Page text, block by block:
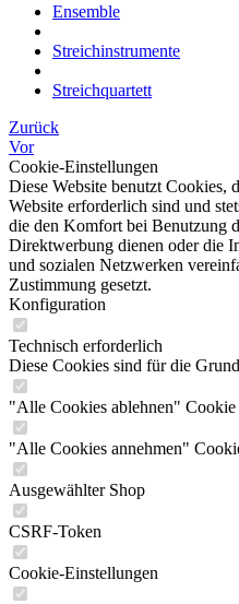
Ensemble
Streichinstrumente
Streichquartett
Zurück
Vor
Cookie-Einstellungen
Diese Website benutzt Cookies,
Website erforderlich sind und
die den Komfort bei Benutzung
Direktwerbung dienen oder die
und sozialen Netzwerken
Zustimmung gesetzt.
Konfiguration
Technisch erforderlich
Diese Cookies sind für die
"Alle Cookies ablehnen" Cookie
"Alle Cookies annehmen"
Ausgewählter Shop
CSRF-Token
Cookie-Einstellungen